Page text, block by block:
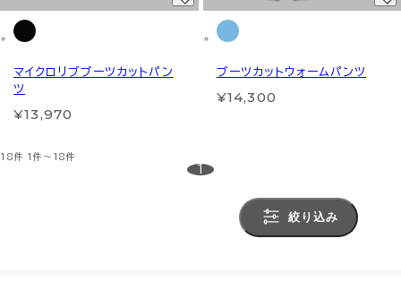
マイクロリブブーツカットパン
ツ
¥13,970
ブーツカットウォームパンツ
¥14,300
18件 1件～18件
1
絞り込み